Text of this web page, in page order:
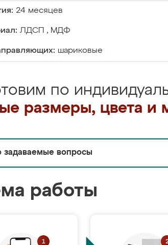
24 месяцев
ЛДСП , МДФ
шариковые
по
размеры, цвета и
задаваемые вопросы
работы